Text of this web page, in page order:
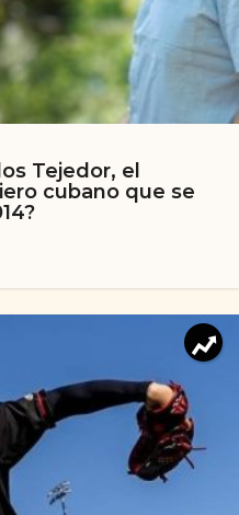
Tejedor, el
cubano que se